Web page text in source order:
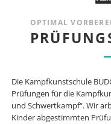
OPTIMAL
Die Kampfkunstschule
Prüfungen für die
und Schwertkampf“. Wir
Kinder abgestimmten